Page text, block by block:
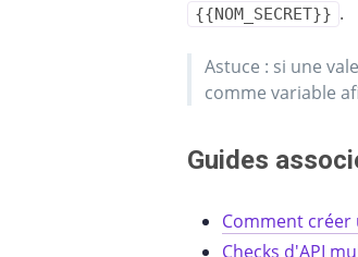
{{NOM_SECRET}} .
Astuce : si une
comme variable
Guides
Comment créer
Checks d'API